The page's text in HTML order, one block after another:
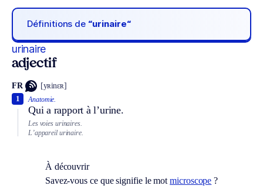
Définitions de “urinaire“
urinaire
adjectif
FR [yʀinɛʀ]
Anatomie.
Qui a rapport à l’urine.
1
Les voies urinaires.
L’appareil urinaire.
À découvrir
Savez-vous ce que signifie le motmicroscope ?